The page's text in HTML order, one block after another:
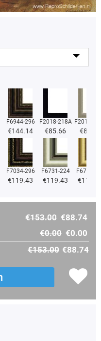
F6944-296
€144.14
F2018-218A
€85.66
F2018-
€85.66
F7034-296
€119.43
F6731-224
€119.43
F6731-
€
€153.00 €88.74
€0.00 €0.00
€153.00 €88.74